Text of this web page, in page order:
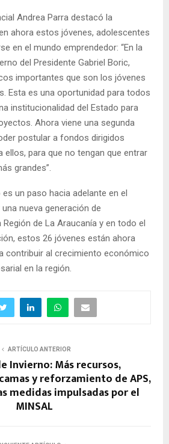
Andrea Parra destacó la
ahora estos jóvenes, adolescentes
en el mundo emprendedor: “En la
del Presidente Gabriel Boric,
importantes que son los jóvenes
Esta es una oportunidad para todos
institucionalidad del Estado para
Ahora viene una segunda
postular a fondos dirigidos
ellos, para que no tengan que entrar
grandes”.
un paso hacia adelante en el
nueva generación de
de La Araucanía y en todo el
estos 26 jóvenes están ahora
contribuir al crecimiento económico
en la región.
ARTÍCULO ANTERIOR
Invierno: Más recursos,
y reforzamiento de APS,
medidas impulsadas por el
MINSAL